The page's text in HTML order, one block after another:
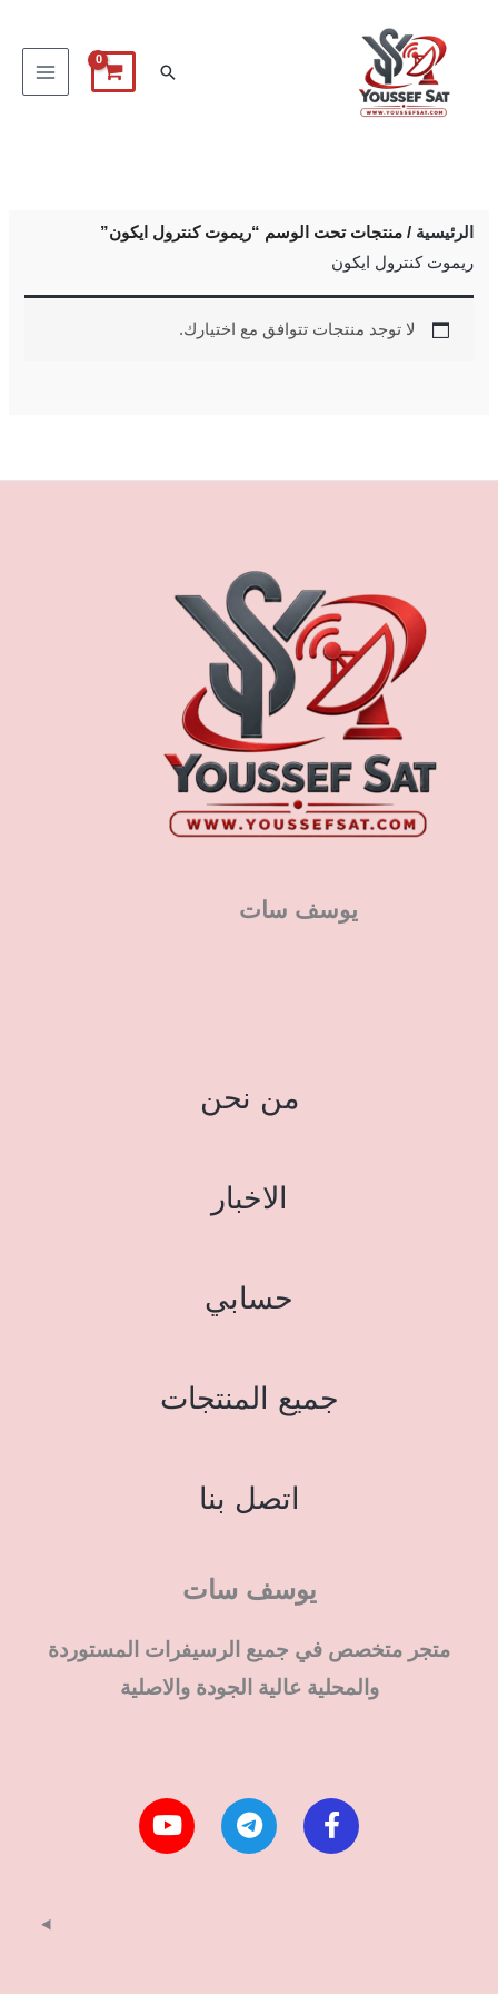
البحث
الرئيسية / منتجات تحت الوسم “ريموت كنترول ايكون”
ريموت كنترول ايكون
لا توجد منتجات تتوافق مع اختيارك.
يوسف سات
من نحن
الاخبار
حسابي
جميع المنتجات
اتصل بنا
يوسف سات
متجر متخصص في جميع الرسيفرات المستوردة
والمحلية عالية الجودة والاصلية